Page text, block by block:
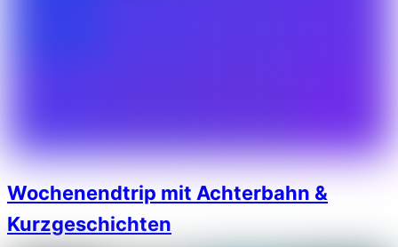
Wochenendtrip mit Achterbahn &
Kurzgeschichten